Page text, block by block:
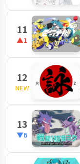
11
▲1
12
NEW
13
▼6